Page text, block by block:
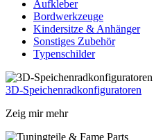
Aufkleber
Bordwerkzeuge
Kindersitze & Anhänger
Sonstiges Zubehör
Typenschilder
3D-Speichenradkonfiguratoren
Zeig mir mehr